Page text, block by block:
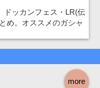
ドッカンフェス・LR(伝
め。オススメのガシャ
more